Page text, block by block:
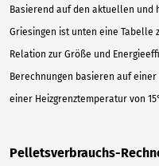
Basierend auf den aktuellen und
Griesingen ist unten eine Tabelle
Relation zur Größe und
Berechnungen basieren auf
einer Heizgrenztemperatur von
Pelletsverbrauchs-